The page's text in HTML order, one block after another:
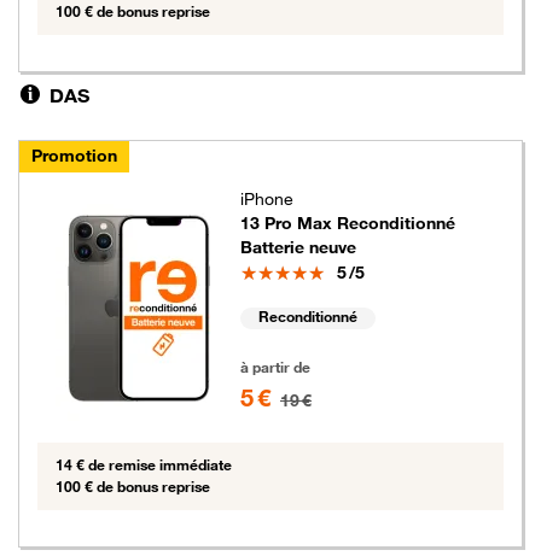
100 € de bonus reprise
DAS
Promotion
iPhone
13 Pro Max Reconditionné
Batterie neuve
Note
5/5
Reconditionné
à partir de
5 € 19 €
14 € de remise immédiate
100 € de bonus reprise